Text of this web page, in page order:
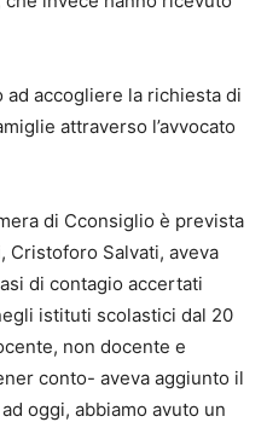
accogliere la richiesta di
attraverso l’avvocato
di Cconsiglio è prevista
Cristoforo Salvati, aveva
di contagio accertati
istituti scolastici dal 20
non docente e
conto- aveva aggiunto il
oggi, abbiamo avuto un